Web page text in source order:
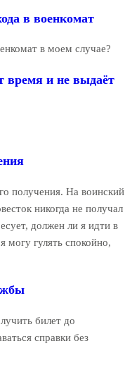
в военкомат
в моем случае?
время и не выдаёт
получения. На воинский
никогда не получал
должен ли я идти в
могу гулять спокойно,
билет до
справки без